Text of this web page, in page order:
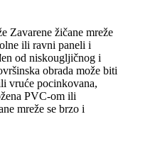
Zavarene žičane mreže
ili ravni paneli i
od niskougljičnog i
obrada može biti
vruće pocinkovana,
PVC-om ili
mreže se brzo i